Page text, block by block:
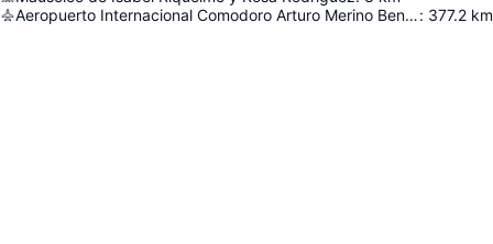
Aeropuerto Internacional Comodoro Arturo Merino Benítez: 377.2 km